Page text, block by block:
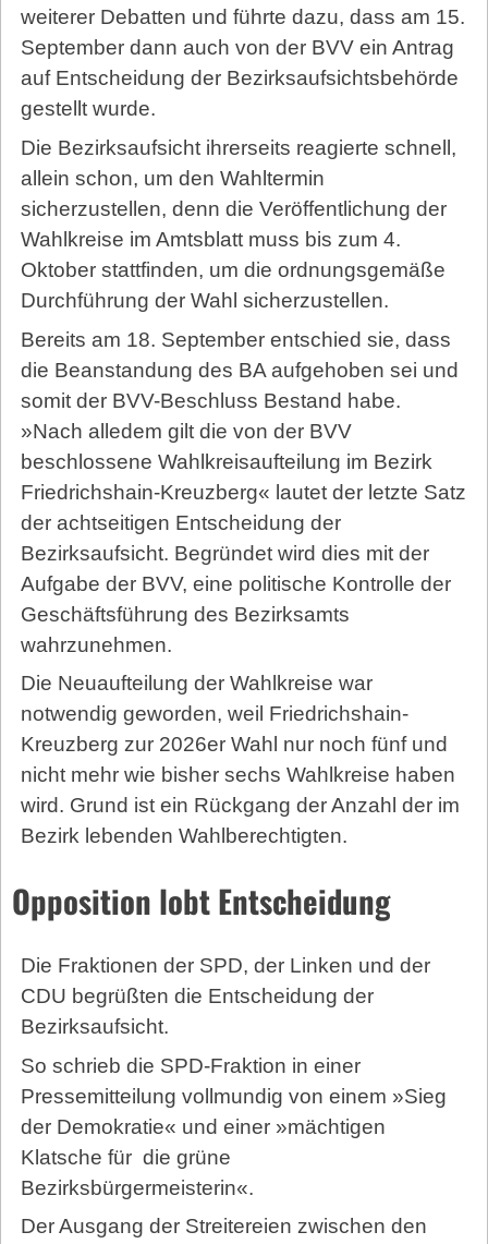
weiterer Debatten und führte dazu, dass am 15.
September dann auch von der BVV ein Antrag
auf Entscheidung der Bezirksaufsichtsbehörde
gestellt wurde.
Die Bezirksaufsicht ihrerseits reagierte schnell,
allein schon, um den Wahltermin
sicherzustellen, denn die Veröffentlichung der
Wahlkreise im Amtsblatt muss bis zum 4.
Oktober stattfinden, um die ordnungsgemäße
Durchführung der Wahl sicherzustellen.
Bereits am 18. September entschied sie, dass
die Beanstandung des BA aufgehoben sei und
somit der BVV-Beschluss Bestand habe.
»Nach alledem gilt die von der BVV
beschlossene Wahlkreisaufteilung im Bezirk
Friedrichshain-Kreuzberg« lautet der letzte Satz
der achtseitigen Entscheidung der
Bezirksaufsicht. Begründet wird dies mit der
Aufgabe der BVV, eine politische Kontrolle der
Geschäftsführung des Bezirksamts
wahrzunehmen.
Die Neuaufteilung der Wahlkreise war
notwendig geworden, weil Friedrichshain-
Kreuzberg zur 2026er Wahl nur noch fünf und
nicht mehr wie bisher sechs Wahlkreise haben
wird. Grund ist ein Rückgang der Anzahl der im
Bezirk lebenden Wahlberechtigten.
Opposition lobt Entscheidung
Die Fraktionen der SPD, der Linken und der
CDU begrüßten die Entscheidung der
Bezirksaufsicht.
So schrieb die SPD-Fraktion in einer
Pressemitteilung vollmundig von einem »Sieg
der Demokratie« und einer »mächtigen
Klatsche für die grüne
Bezirksbürgermeisterin«.
Der Ausgang der Streitereien zwischen den